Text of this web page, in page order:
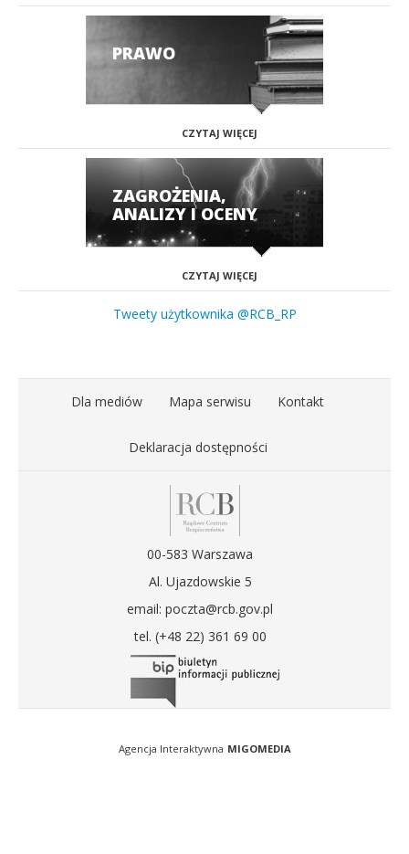
PRAWO
CZYTAJ WIĘCEJ
ZAGROŻENIA,
ANALIZY I OCENY
CZYTAJ WIĘCEJ
Tweety użytkownika @RCB_RP
Dla mediów Mapa serwisu Kontakt
Deklaracja dostępności
00-583 Warszawa
Al. Ujazdowskie 5
email: poczta@rcb.gov.pl
tel. (+48 22) 361 69 00
Agencja Interaktywna MIGOMEDIA